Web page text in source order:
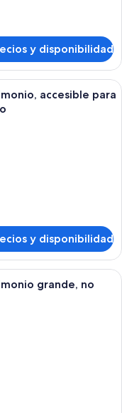
y disponibilidad
de hotel con una cama
accesible para
y disponibilidad
de hotel con una cama
grande, no